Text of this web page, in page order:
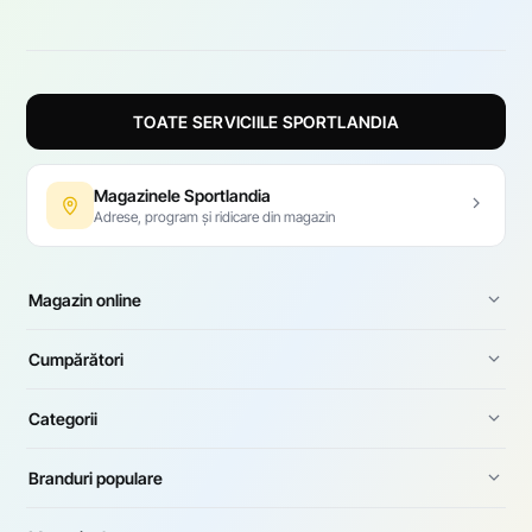
TOATE SERVICIILE SPORTLANDIA
Magazinele Sportlandia
Adrese, program și ridicare din magazin
Magazin online
Cumpărători
Categorii
Branduri populare